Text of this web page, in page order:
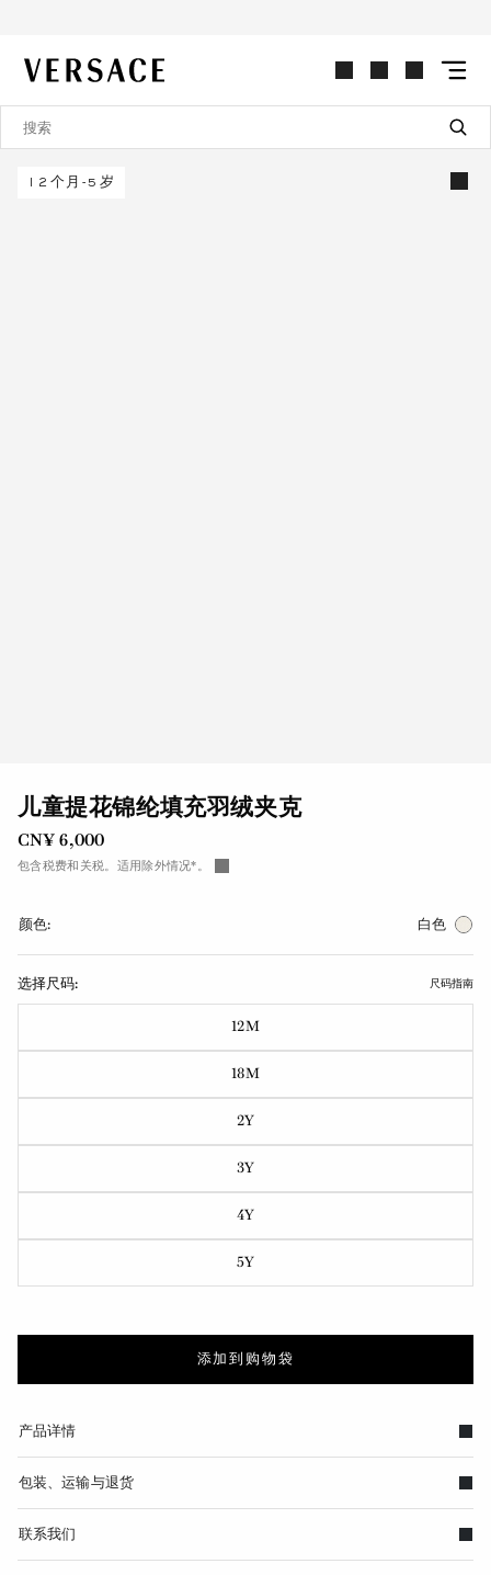
VERSACE | 主页
12个月-5岁
儿童提花锦纶填充羽绒夹克
CN¥ 6,000
包含税费和关税。适用除外情况*。
颜色: 白色
选择尺码: 尺码指南
12M
18M
2Y
3Y
4Y
5Y
添加到购物袋
产品详情
包装、运输与退货
联系我们